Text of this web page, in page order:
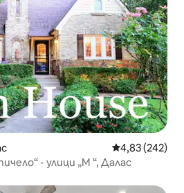
Средна
4,83 (242)
- улици „М “, Далас